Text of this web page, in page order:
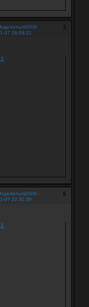
7
2009-
07 18:06:21
8
2009-
07 22:31:39